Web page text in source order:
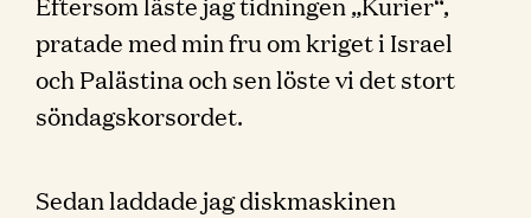
pratade med min fru om kriget i Israel
och Palästina och sen löste vi det stort
söndagskorsordet.
Sedan laddade jag diskmaskinen